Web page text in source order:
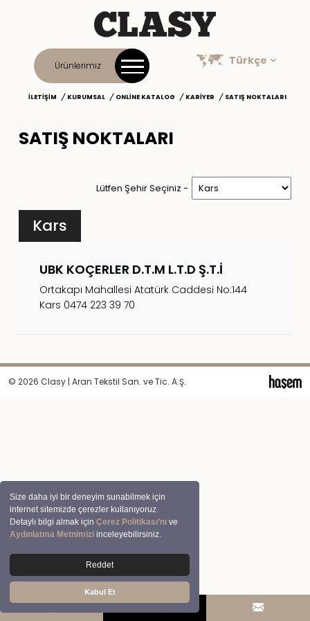
Size daha iyi bir deneyim sunabilmek için
internet sitemizde çerezler kullanıyoruz.
Detaylı bilgi almak içinÇerez Politikası’nı ve
Aydınlatma Metnimizi inceleyebilirsiniz.
Reddet
Kabul Et
Ürünlerimiz Türkçe
İLETIŞIM KURUMSAL ONLINE KATALOG KARIYER SATIŞ NOKTALARI
SATIŞ NOKTALARI
Lütfen Şehir Seçiniz -
Kars
UBK KOÇERLER D.T.M L.T.D Ş.T.İ
Ortakapı Mahallesi Atatürk Caddesi No:144
Kars 0474 223 39 70
© 2026 Clasy | Aran Tekstil San. ve Tic. A.Ş.